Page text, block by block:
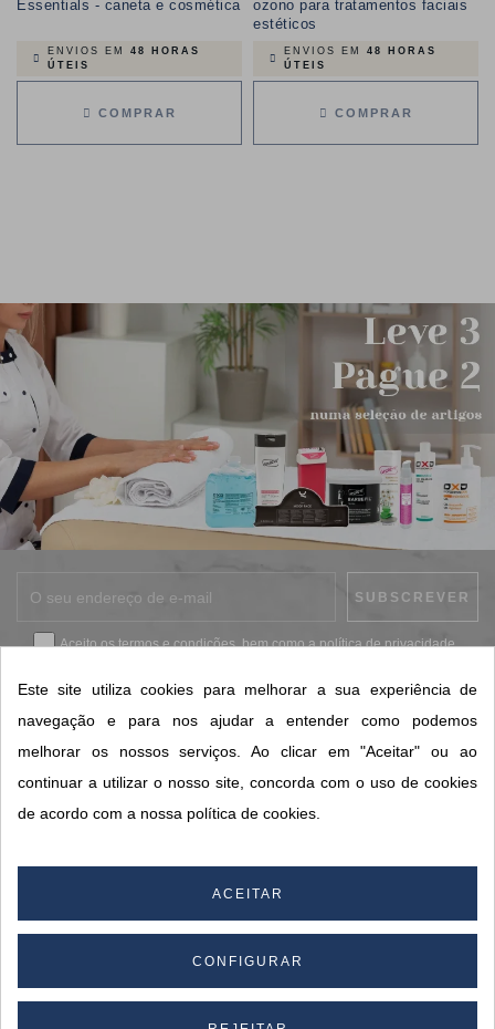
Essentials - caneta e cosmética
ENVIOS EM 48 HORAS
ÚTEIS
COMPRAR
ozono para tratamentos faciais
estéticos
ENVIOS EM 48 HORAS
ÚTEIS
COMPRAR
Aceito ostermos e condições, bem como apolítica de privacidade.
CONTACTOS SORISA
Este site utiliza cookies para melhorar a sua experiência de
navegação e para nos ajudar a entender como podemos
melhorar os nossos serviços. Ao clicar em "Aceitar" ou ao
continuar a utilizar o nosso site, concorda com o uso de cookies
de acordo com a nossa política de cookies.
ACEITAR
CONFIGURAR